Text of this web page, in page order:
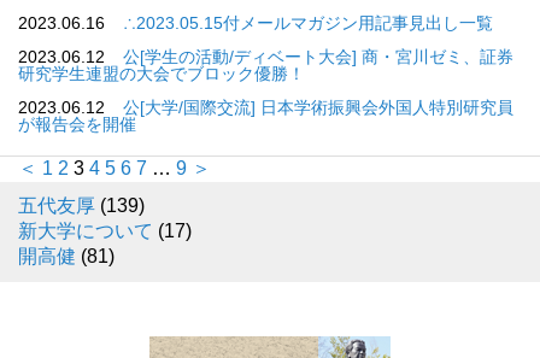
2023.06.16
∴2023.05.15付メールマガジン用記事見出し一覧
2023.06.12
公[学生の活動/ディベート大会] 商・宮川ゼミ、証券
研究学生連盟の大会でブロック優勝！
2023.06.12
公[大学/国際交流] 日本学術振興会外国人特別研究員
が報告会を開催
＜ 1 2 3 4 5 6 7 … 9 ＞
五代友厚 (139)
新大学について (17)
開高健 (81)